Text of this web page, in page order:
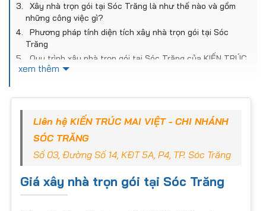
Xây nhà trọn gói tại Sóc Trăng là như thế nào và gồm
những công việc gì?
Phương pháp tính diện tích xây nhà trọn gói tại Sóc
Trăng
Quy trình xây nhà trọn gói tại Sóc Trăng của KIẾN TRÚC
MAI VIỆT
không?
giữa các đơn vị
Vì sao bạn chọn dịch vụ xây nhà trọn gói tại Sóc
Trăng từ KIẾN TRÚC MAI VIỆT
Công trình xây nhà trọn gói tiêu biểu của KIẾN TRÚC MAI
VIỆT
Hậu mãi và bảo hành từ KIẾN TRÚC MAI VIỆT
xem thêm
Liên hệ KIẾN TRÚC MAI VIỆT - CHI NHÁNH
SÓC TRĂNG
Số 03, Đường Số 14, KĐT 5A, P4, TP. Sóc Trăng
Giá xây nhà trọn gói tại Sóc Trăng